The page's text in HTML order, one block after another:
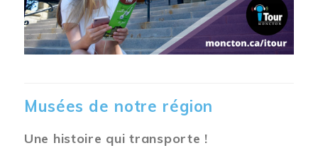
Musées de notre région
Une histoire qui transporte !